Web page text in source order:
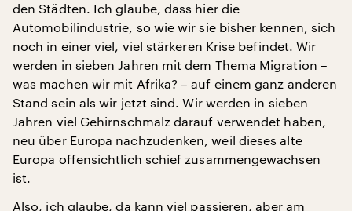
den Städten. Ich glaube, dass hier die
Automobilindustrie, so wie wir sie bisher kennen, sich
noch in einer viel, viel stärkeren Krise befindet. Wir
werden in sieben Jahren mit dem Thema Migration –
was machen wir mit Afrika? – auf einem ganz anderen
Stand sein als wir jetzt sind. Wir werden in sieben
Jahren viel Gehirnschmalz darauf verwendet haben,
neu über Europa nachzudenken, weil dieses alte
Europa offensichtlich schief zusammengewachsen
ist.
Also, ich glaube, da kann viel passieren, aber am